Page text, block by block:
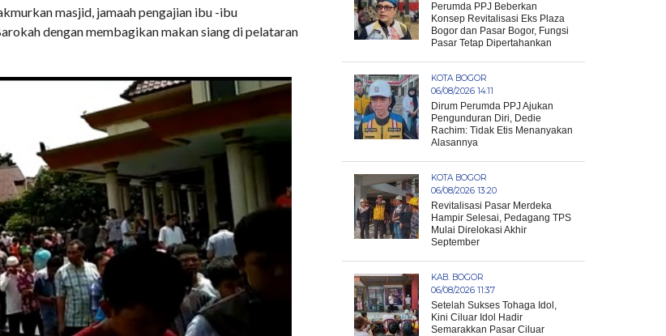
masjid, jamaah pengajian ibu -ibu
dengan membagikan makan siang di pelataran
Perumda PPJ Beberkan
Konsep Revitalisasi Eks Plaza
Bogor dan Pasar Bogor, Fungsi
Pasar Tetap Dipertahankan
KOTA BOGOR
06/08/2026 14:11
Dirum Perumda PPJ Ajukan
Pengunduran Diri, Dedie
Rachim: Tidak Etis Menanyakan
Alasannya
KOTA BOGOR
06/08/2026 13:20
Revitalisasi Pasar Merdeka
Hampir Selesai, Pedagang TPS
Mulai Direlokasi Akhir
September
KAB. BOGOR
06/08/2026 11:37
Setelah Sukses Tohaga Idol,
Kini Ciluar Idol Hadir
Semarakkan Pasar Ciluar